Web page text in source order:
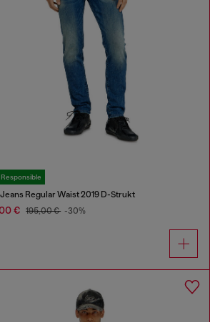
Responsible
Regular Waist 2019 D-Strukt
€ 195,00 € -30%